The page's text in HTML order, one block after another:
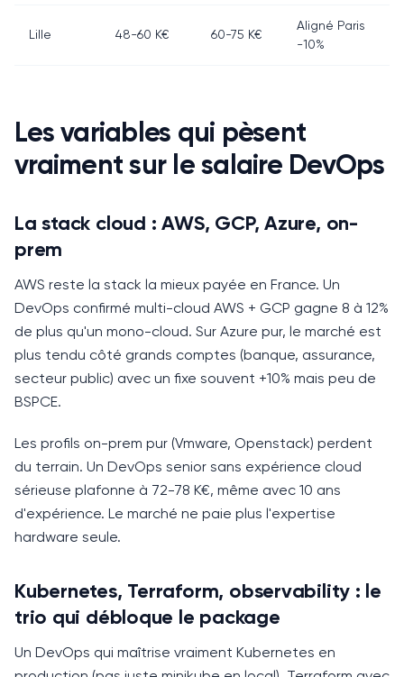
Lille 48-60 K€ 60-75 K€
Aligné Paris
-10%
Les variables qui pèsent
vraiment sur le salaire DevOps
La stack cloud : AWS, GCP, Azure, on-
prem
AWS reste la stack la mieux payée en France. Un
DevOps confirmé multi-cloud AWS + GCP gagne 8 à 12%
de plus qu'un mono-cloud. Sur Azure pur, le marché est
plus tendu côté grands comptes (banque, assurance,
secteur public) avec un fixe souvent +10% mais peu de
BSPCE.
Les profils on-prem pur (Vmware, Openstack) perdent
du terrain. Un DevOps senior sans expérience cloud
sérieuse plafonne à 72-78 K€, même avec 10 ans
d'expérience. Le marché ne paie plus l'expertise
hardware seule.
Kubernetes, Terraform, observability : le
trio qui débloque le package
Un DevOps qui maîtrise vraiment Kubernetes en